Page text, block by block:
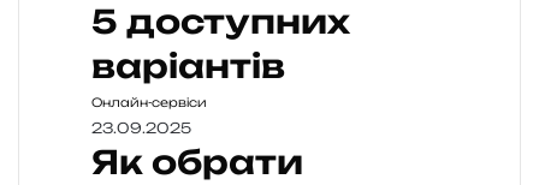
5 доступних
варіантів
Онлайн-сервіси
23.09.2025
Як обрати